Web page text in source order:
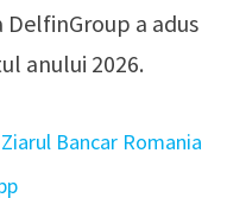
a adus
anului 2026.
Bancar Romania